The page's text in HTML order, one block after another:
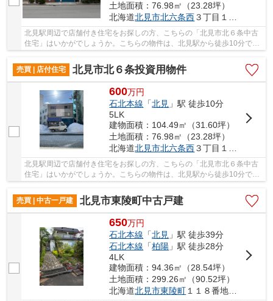
土地面積：76.98㎡（23.28坪）
北海道北見市北六条西３丁目１４－１
北見駅周辺で店舗付き住宅をお探しの方、こちらの「北見市北６条中古
住宅」はいかがでしょうか。こちらの物件は、北見駅から徒歩10分で、
売買 | 店付住宅
北見市北６条投資用物件
600万円
石北本線 「北見 」駅 徒歩10分
5LK
建物面積：104.49㎡（31.60坪）
土地面積：76.98㎡（23.28坪）
北海道北見市北六条西３丁目１４－１
北見駅周辺で店舗付き住宅をお探しの方、こちらの「北見市北６条中古
住宅」はいかがでしょうか。こちらの物件は、北見駅から徒歩10分で、
売買 | 中古一戸建
北見市東陵町中古戸建
650万円
石北本線 「北見 」駅 徒歩39分
石北本線 「柏陽 」駅 徒歩28分
4LK
建物面積：94.36㎡（28.54坪）
土地面積：299.26㎡（90.52坪）
北海道北見市東陵町 １１８番地２６